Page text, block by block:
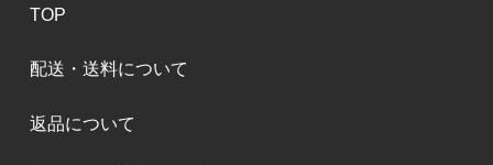
TOP
配送・送料について
返品について